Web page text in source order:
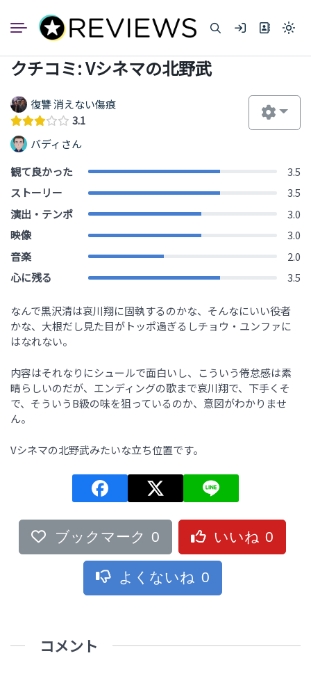
ン
Light
dark)
クチコミ: Vシネマの北野武
復讐 消えない傷痕
3.1
バディさん
観て良かった
3.5
ストーリー
3.5
演出・テンポ
3.0
映像
3.0
音楽
2.0
心に残る
3.5
なんで黒沢清は哀川翔に固執するのかな、そんなにいい役者
かな、大根だし見た目がトッポ過ぎるしチョウ・ユンファに
はなれない。
内容はそれなりにシュールで面白いし、こういう倦怠感は素
晴らしいのだが、エンディングの歌まで哀川翔で、下手くそ
で、そういうB級の味を狙っているのか、意図がわかりませ
ん。
Vシネマの北野武みたいな立ち位置です。
ブックマーク 0 いいね 0
よくないね 0
コメント